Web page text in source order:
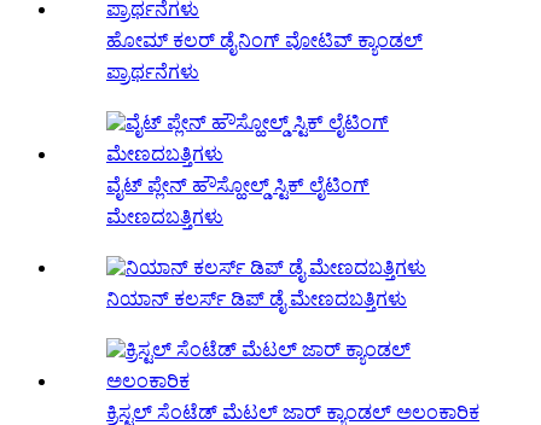
ಹೋಮ್ ಕಲರ್ ಡೈನಿಂಗ್ ವೋಟಿವ್ ಕ್ಯಾಂಡಲ್
ಪ್ರಾರ್ಥನೆಗಳು
ವೈಟ್ ಪ್ಲೇನ್ ಹೌಸ್ಹೋಲ್ಡ್ ಸ್ಟಿಕ್ ಲೈಟಿಂಗ್
ಮೇಣದಬತ್ತಿಗಳು
ನಿಯಾನ್ ಕಲರ್ಸ್ ಡಿಪ್ ಡೈ ಮೇಣದಬತ್ತಿಗಳು
ಕ್ರಿಸ್ಟಲ್ ಸೆಂಟೆಡ್ ಮೆಟಲ್ ಜಾರ್ ಕ್ಯಾಂಡಲ್ ಅಲಂಕಾರಿಕ